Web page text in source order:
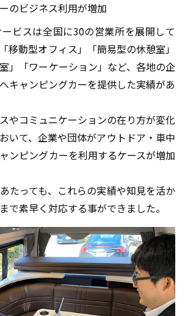
のビジネス利用が増加
ビスは全国に30の営業所を展開して
移動型オフィス」「簡易型の休憩室」
」「ワーケーション」など、各地の企
キャンピングカーを提供した実績があ
やコミュニケーションの在り方が変化
いて、企業や団体がアウトドア・車中
ンピングカーを利用するケースが増加
たっても、これらの実績や知見を活か
で素早く対応する事ができました。